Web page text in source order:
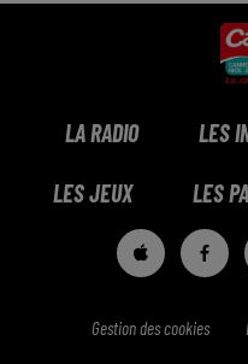
LA RADIO LES
LES JEUX LES
Gestion des cookies